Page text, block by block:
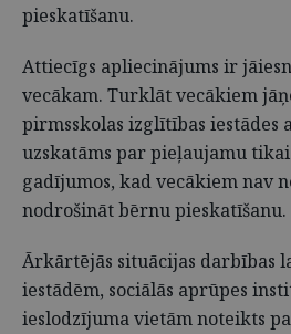
pieskatīšanu.
Attiecīgs apliecinājums ir
vecākam. Turklāt vecākiem
pirmsskolas izglītības iestādes
uzskatāms par pieļaujamu
gadījumos, kad vecākiem nav
nodrošināt bērnu pieskatīšanu.
Ārkārtējās situācijas darbības
iestādēm, sociālās aprūpes
ieslodzījuma vietām noteikts